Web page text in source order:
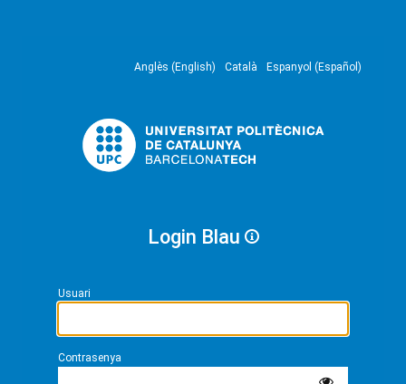
Anglès (English) Català Espanyol (Español)
Login Blau
Usuari
Contrasenya